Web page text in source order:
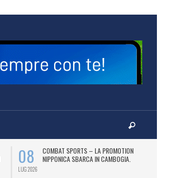
08
LUG 2026
COMBAT SPORTS – LA PROMOTION
NIPPONICA SBARCA IN CAMBOGIA.